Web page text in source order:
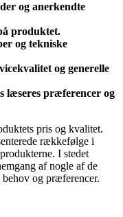
og anerkendte
produktet.
og tekniske
og generelle
læseres præferencer og
pris og kvalitet.
rækkefølge i
I stedet
af nogle af de
og præferencer.